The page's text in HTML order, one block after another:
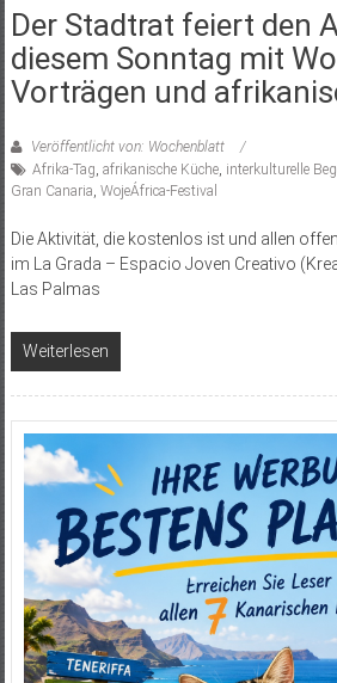
Der Stadtrat feiert den
diesem Sonntag mit
Vorträgen und
Veröffentlicht von: Wochenblatt
Afrika-Tag, afrikanische Küche, interkulturelle
Gran Canaria, WojeÁfrica-Festival
Die Aktivität, die kostenlos ist und allen
im La Grada – Espacio Joven Creativo
Las Palmas
Weiterlesen